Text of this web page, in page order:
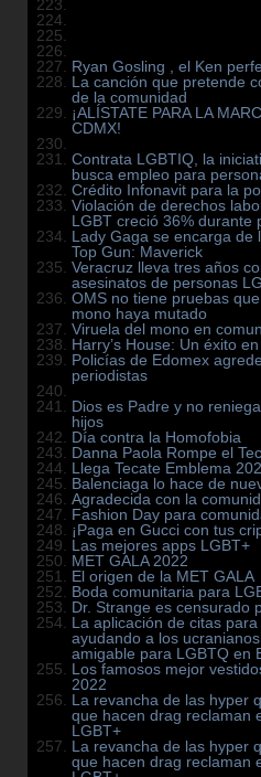
Ryan Gosling , el Ken
La canción que pretende
de la comunidad
¡ALÍSTATE PARA LA
CDMX!
Contrata LGBTIQ, la
busca empleo para
Crédito Infonavit para la
Violación de derechos
LGBT creció 36% durante
Lady Gaga se encarga de
Top Gun: Maverick
Veracruz lleva tres años
asesinatos de personas
OMS no tiene pruebas
mono haya mutado
Viruela del mono en
Harry’s House: Un éxito
Policías de Edomex
periodistas
Dios es Padre y no
hijos
Día contra la Homofobia
Danna Paola Rompe el
Llega Tecate Emblema
Balenciaga lo hace de
Agradecida con la
Fashion Day para
¡Paga en Gucci con tus
Las mejores apps LGBT+
MET GALA 2022
El origen de la MET GALA
Boda comunitaria para
Dr. Strange es censurado
La aplicación de citas
ayudando a los
amigable para LGBTQ en
Los famosos mejor
2022
La revancha de las hyper
que hacen drag reclaman
LGBT+
La revancha de las hyper
que hacen drag reclaman